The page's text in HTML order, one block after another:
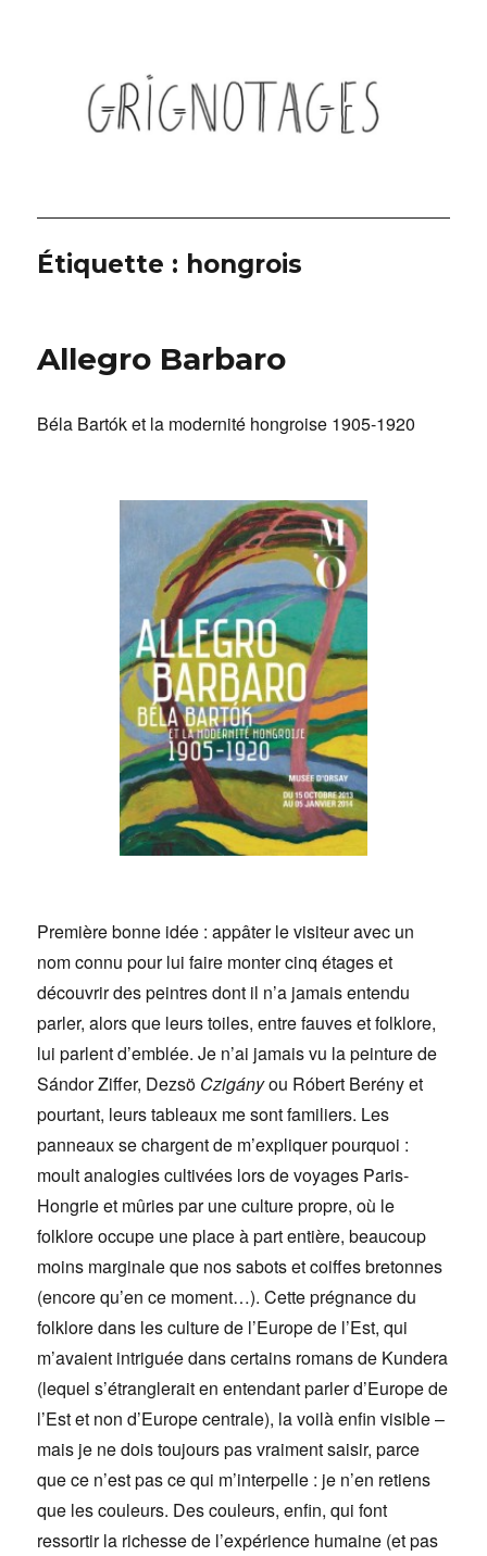
Étiquette : hongrois
Allegro Barbaro
Béla Bartók et la modernité hongroise 1905-1920
Première bonne idée : appâter le visiteur avec un
nom connu pour lui faire monter cinq étages et
découvrir des peintres dont il n’a jamais entendu
parler, alors que leurs toiles, entre fauves et folklore,
lui parlent d’emblée. Je n’ai jamais vu la peinture de
Sándor Ziffer, Dezsö Czigányou Róbert Berény et
pourtant, leurs tableaux me sont familiers. Les
panneaux se chargent de m’expliquer pourquoi :
moult analogies cultivées lors de voyages Paris-
Hongrie et mûries par une culture propre, où le
folklore occupe une place à part entière, beaucoup
moins marginale que nos sabots et coiffes bretonnes
(encore qu’en ce moment…). Cette prégnance du
folklore dans les culture de l’Europe de l’Est, qui
m’avaient intriguée dans certains romans de Kundera
(lequel s’étranglerait en entendant parler d’Europe de
l’Est et non d’Europe centrale), la voilà enfin visible –
mais je ne dois toujours pas vraiment saisir, parce
que ce n’est pas ce qui m’interpelle : je n’en retiens
que les couleurs. Des couleurs, enfin, qui font
ressortir la richesse de l’expérience humaine (et pas